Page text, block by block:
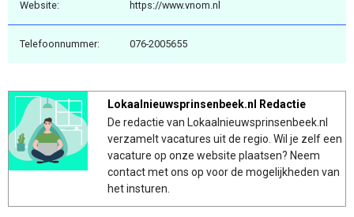
Website: https://www.vnom.nl
Telefoonnummer: 076-2005655
Lokaalnieuwsprinsenbeek.nl Redactie
De redactie van Lokaalnieuwsprinsenbeek.nl
verzamelt vacatures uit de regio. Wil je zelf een
vacature op onze website plaatsen? Neem
contact met ons op voor de mogelijkheden van
het insturen.